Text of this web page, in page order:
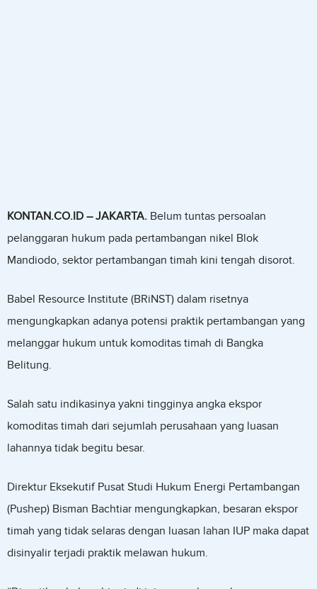
KONTAN.CO.ID – JAKARTA. Belum tuntas persoalan
pelanggaran hukum pada pertambangan nikel Blok
Mandiodo, sektor pertambangan timah kini tengah disorot.
Babel Resource Institute (BRiNST) dalam risetnya
mengungkapkan adanya potensi praktik pertambangan yang
melanggar hukum untuk komoditas timah di Bangka
Belitung.
Salah satu indikasinya yakni tingginya angka ekspor
komoditas timah dari sejumlah perusahaan yang luasan
lahannya tidak begitu besar.
Direktur Eksekutif Pusat Studi Hukum Energi Pertambangan
(Pushep) Bisman Bachtiar mengungkapkan, besaran ekspor
timah yang tidak selaras dengan luasan lahan IUP maka dapat
disinyalir terjadi praktik melawan hukum.